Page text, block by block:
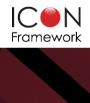
Skip
content